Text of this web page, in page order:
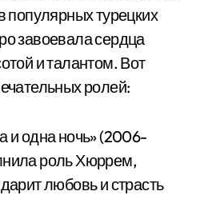
популярных турецких
завоевала сердца
и талантом. Вот
ролей:
и одна ночь» (2006-
роль Хюррем,
любовь и страсть